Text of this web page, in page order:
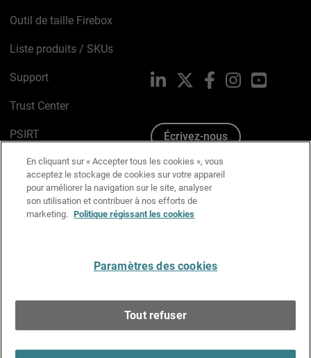
Outil de taille Firebox
Liste produits / SKUs
Support
Trust Center
PSIRT
Avis sur les cookies
Politique de confidentialité
Charte Graphique
LinkedIn FacebookInstagramYouTube
Écrivez-nous
En cliquant sur « Accepter tous les cookies », vous
acceptez le stockage de cookies sur votre appareil
pour améliorer la navigation sur le site, analyser
son utilisation et contribuer à nos efforts de
marketing. Politique régissant les cookies
Paramètres des cookies
Tout refuser